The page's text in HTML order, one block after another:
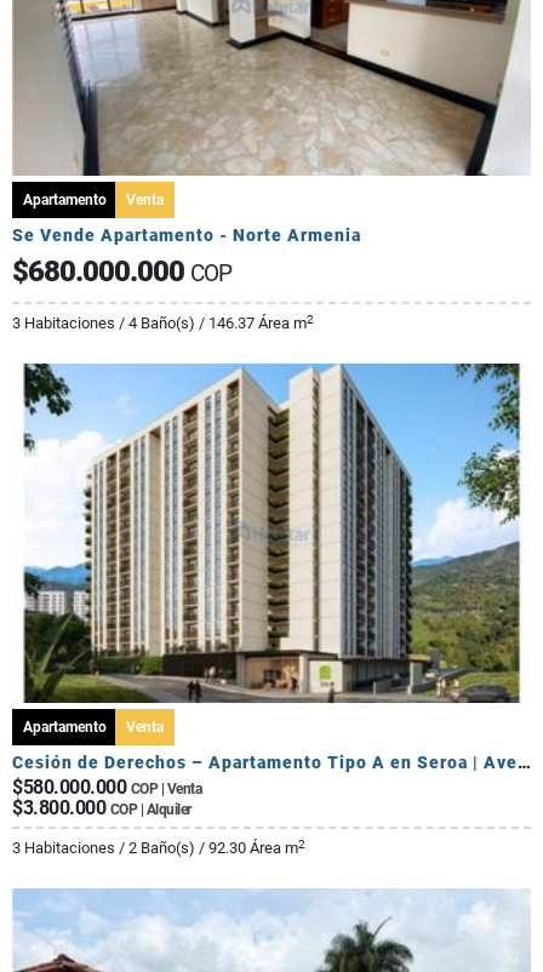
Apartamento Venta
Se Vende Apartamento - Norte Armenia
$680.000.000 COP
3 Habitaciones / 4 Baño(s) / 146.37 Área m2
Apartamento Venta
Cesión de Derechos – Apartamento Tipo A en Seroa | Avenida Centenario
$580.000.000 COP | Venta
$3.800.000 COP | Alquiler
3 Habitaciones / 2 Baño(s) / 92.30 Área m2